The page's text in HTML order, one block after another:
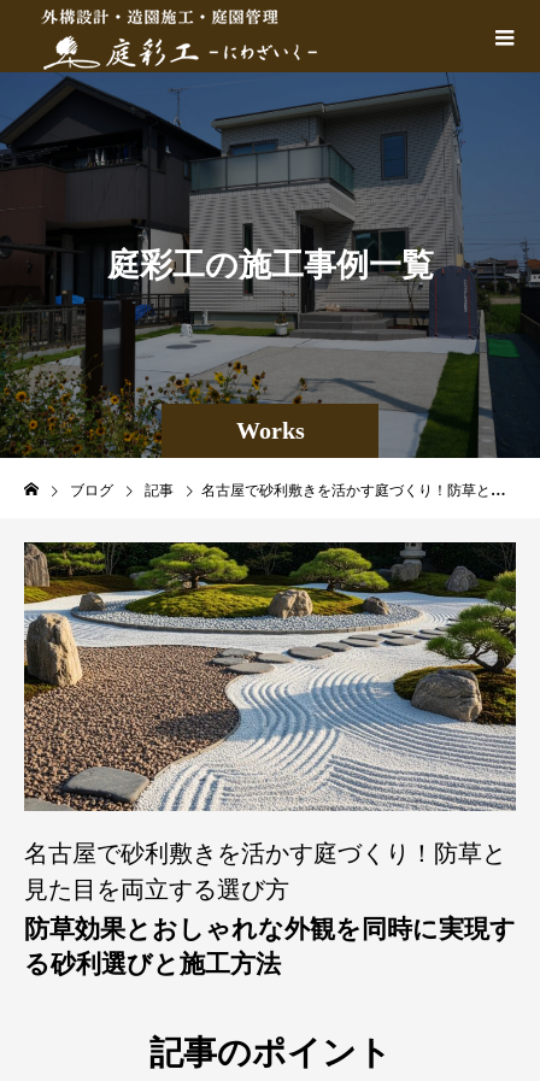
Works
庭彩工の施工事例一覧
ブログ 記事 名古屋で砂利敷きを活かす庭づくり！防草と見た目を両立する選び方
名古屋で砂利敷きを活かす庭づくり！防草と
見た目を両立する選び方
防草効果とおしゃれな外観を同時に実現す
る砂利選びと施工方法
記事のポイント